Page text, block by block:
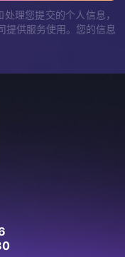
理您提交的个人信息，
提供服务使用。您的信息